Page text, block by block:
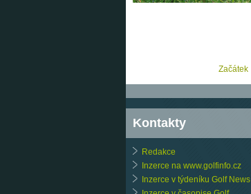
Začátek
Kontakty
Redakce
Inzerce na www.golfinfo.cz
Inzerce v týdeníku Golf News